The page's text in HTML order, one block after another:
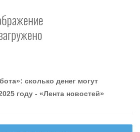
персонал - «Интервью»
сколько денег могут
году - «Лента новостей»